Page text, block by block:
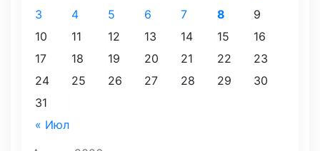
« Июл
3
4 5 6 7 8
9
10
11 12 13 14 15
16
17
18 19 20 21 22
23
24
25 26 27 28 29
30
31